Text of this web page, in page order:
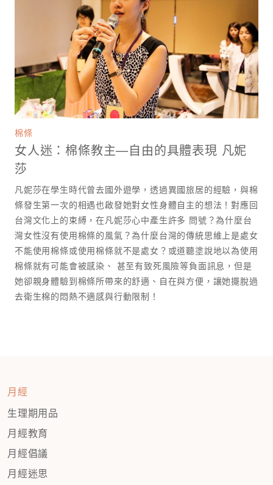
棉條
女人迷：棉條教主—自由的具體表現 凡妮
莎
凡妮莎在學生時代曾去國外遊學，透過異國旅居的經驗，與棉
條發生第一次的相遇也啟發她對女性身體自主的想法！對應回
台灣文化上的束縛，在凡妮莎心中產生許多 問號？為什麼台
灣女性沒有使用棉條的風氣？為什麼台灣的傳統思維上是處女
不能使用棉條或使用棉條就不是處女？或道聽塗說地以為使用
棉條就有可能會被感染、 甚至有致死風險等負面訊息，但是
她卻親身體驗到棉條所帶來的舒適、自在與方便，讓她擺脫過
去衛生棉的悶熱不適感與行動限制！
月經
生理期用品
月經教育
月經倡議
月經迷思